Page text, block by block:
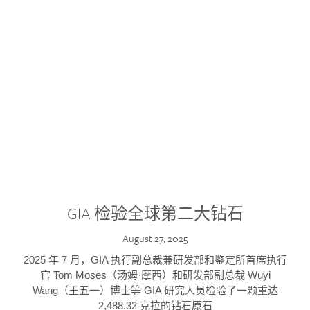
GIA 检验全球第二大钻石
August 27, 2025
2025 年 7 月，GIA 执行副总裁兼研发部和鉴定所首席执行
官 Tom Moses（汤姆·摩西）和研发部副总裁 Wuyi
Wang（王五一）博士等 GIA 研究人员检验了一颗重达
2,488.32 克拉的钻石原石